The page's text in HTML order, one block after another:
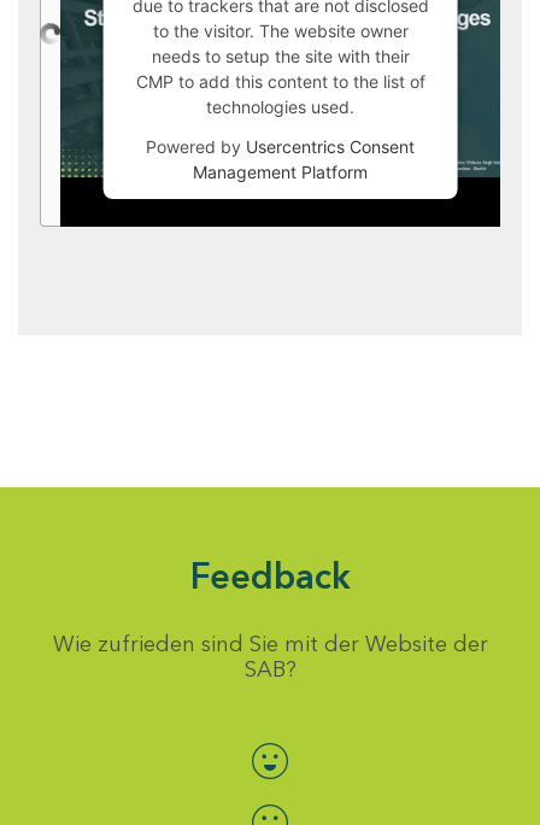
due to trackers that are not disclosed
to the visitor. The website owner
needs to setup the site with their
CMP to add this content to the list of
technologies used.
Powered by Usercentrics Consent
Management Platform
Feedback
Wie zufrieden sind Sie mit der Website der
SAB?
Bewertung auswählen